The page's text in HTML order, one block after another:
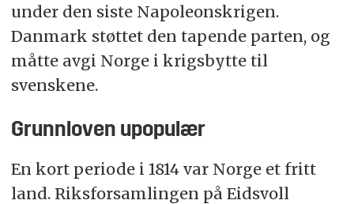
under den siste Napoleonskrigen.
Danmark støttet den tapende parten, og
måtte avgi Norge i krigsbytte til
svenskene.
Grunnloven upopulær
En kort periode i 1814 var Norge et fritt
land. Riksforsamlingen på Eidsvoll